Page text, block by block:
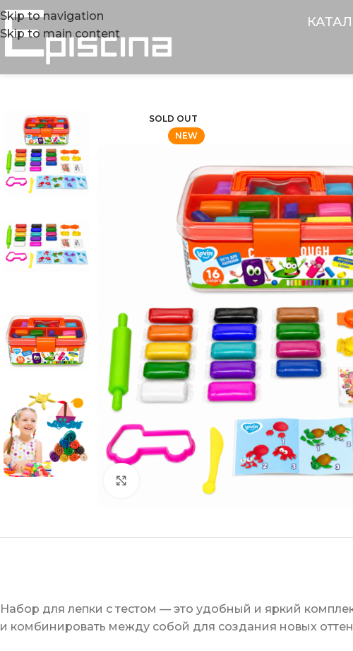
Skip to navigation
Skip to main content
SOLD OUT
NEW
Click to enlarge
Набор для лепки с тестом — это удобный и яркий
и комбинировать между собой для создания новых